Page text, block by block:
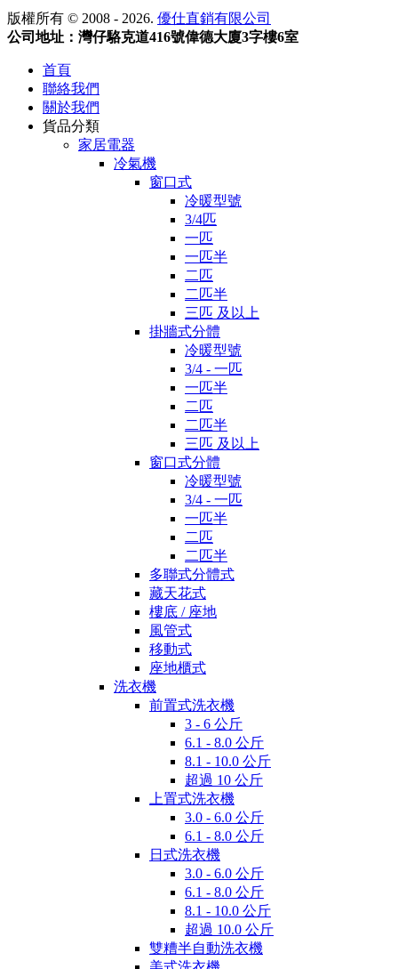
版權所有 © 2008 - 2026. 優仕直銷有限公司
公司地址：灣仔駱克道416號偉德大廈3字樓6室
首頁
聯絡我們
關於我們
貨品分類
家居電器
冷氣機
窗口式
冷暖型號
3/4匹
一匹
一匹半
二匹
二匹半
三匹 及以上
掛牆式分體
冷暖型號
3/4 - 一匹
一匹半
二匹
二匹半
三匹 及以上
窗口式分體
冷暖型號
3/4 - 一匹
一匹半
二匹
二匹半
多聯式分體式
藏天花式
樓底 / 座地
風管式
移動式
座地櫃式
洗衣機
前置式洗衣機
3 - 6 公斤
6.1 - 8.0 公斤
8.1 - 10.0 公斤
超過 10 公斤
上置式洗衣機
3.0 - 6.0 公斤
6.1 - 8.0 公斤
日式洗衣機
3.0 - 6.0 公斤
6.1 - 8.0 公斤
8.1 - 10.0 公斤
超過 10.0 公斤
雙糟半自動洗衣機